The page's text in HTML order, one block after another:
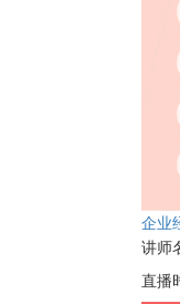
企业
讲师
直播